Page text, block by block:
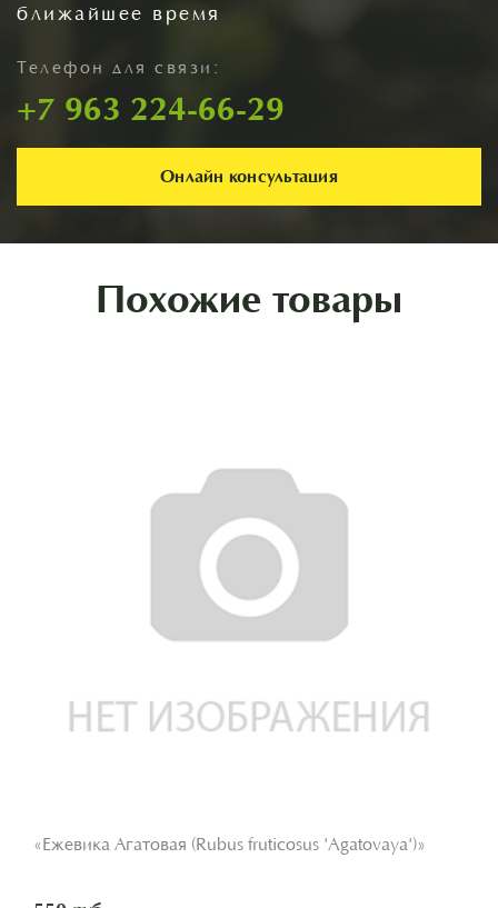
ближайшее время
Телефон для связи:
+7 963 224-66-29
Онлайн консультация
Похожие товары
«Ежевика Агатовая (Rubus fruticosus 'Agatovaya')»